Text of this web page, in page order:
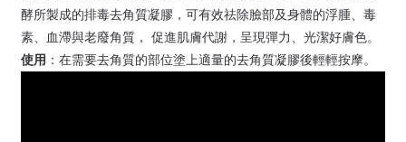
酵所製成的排毒去角質凝膠，可有效祛除臉部及身體的浮腫、毒
素、血滯與老廢角質， 促進肌膚代謝，呈現彈力、光潔好膚色。
使用 ： 在需要去角質的部位塗上適量的去角質凝膠後輕輕按摩。